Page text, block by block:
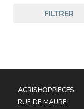
FILTRER
AGRISHOPPIECES
RUE DE MAURE